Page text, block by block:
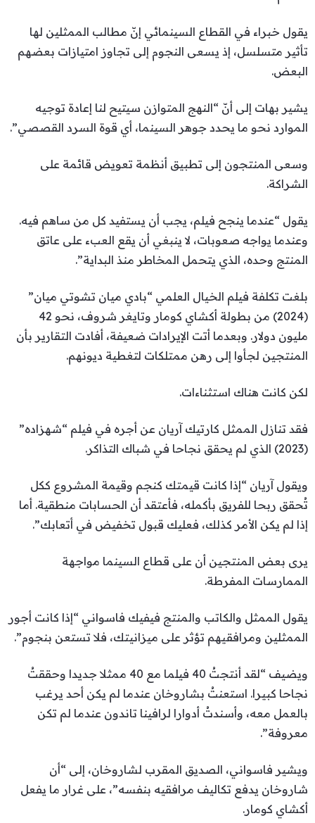
يقول خبراء في القطاع السينمائي إنّ مطالب الممثلين لها
تأثير متسلسل، إذ يسعى النجوم إلى تجاوز امتيازات بعضهم
البعض.
يشير بهات إلى أنّ “النهج المتوازن سيتيح لنا إعادة توجيه
الموارد نحو ما يحدد جوهر السينما، أي قوة السرد القصصي”.
وسعى المنتجون إلى تطبيق أنظمة تعويض قائمة على
الشراكة.
يقول “عندما ينجح فيلم، يجب أن يستفيد كل من ساهم فيه.
وعندما يواجه صعوبات، لا ينبغي أن يقع العبء على عاتق
المنتج وحده، الذي يتحمل المخاطر منذ البداية”.
بلغت تكلفة فيلم الخيال العلمي “بادي ميان تشوتي ميان”
(2024) من بطولة أكشاي كومار وتايغر شروف، نحو 42
مليون دولار. وبعدما أتت الإيرادات ضعيفة، أفادت التقارير بأن
المنتجين لجأوا إلى رهن ممتلكات لتغطية ديونهم.
لكن كانت هناك استثناءات.
فقد تنازل الممثل كارتيك آريان عن أجره في فيلم “شهزاده”
(2023) الذي لم يحقق نجاحا في شباك التذاكر.
ويقول آريان “إذا كانت قيمتك كنجم وقيمة المشروع ككل
تُحقق ربحا للفريق بأكمله، فأعتقد أن الحسابات منطقية. أما
إذا لم يكن الأمر كذلك، فعليك قبول تخفيض في أتعابك”.
يرى بعض المنتجين أن على قطاع السينما مواجهة
الممارسات المفرطة.
يقول الممثل والكاتب والمنتج فيفيك فاسواني “إذا كانت أجور
الممثلين ومرافقيهم تؤثر على ميزانيتك، فلا تستعن بنجوم”.
ويضيف “لقد أنتجتُ 40 فيلما مع 40 ممثلا جديدا وحققتُ
نجاحا كبيرا. استعنتُ بشاروخان عندما لم يكن أحد يرغب
بالعمل معه، وأسندتُ أدوارا لرافينا تاندون عندما لم تكن
معروفة”.
ويشير فاسواني، الصديق المقرب لشاروخان، إلى “أن
شاروخان يدفع تكاليف مرافقيه بنفسه”، على غرار ما يفعل
أكشاي كومار.